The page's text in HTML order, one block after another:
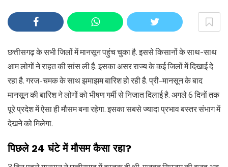
छत्तीसगढ़ के सभी जिलों में मानसून पहुंच चुका है. इससे किसानों के साथ-साथ
आम लोगों ने राहत की सांस ली है. इसका असर राज्य के कई जिलों में दिखाई दे
रहा है. गरज-चमक के साथ झमाझम बारिश हो रही है. प्री-मानसून के बाद
मानसून की बारिश ने लोगों को भीषण गर्मी से निजात दिलाई है. अगले 6 दिनों तक
पूरे प्रदेश में ऐसा ही मौसम बना रहेगा. इसका सबसे ज्यादा प्रभाव बस्तर संभाग में
देखने को मिलेगा.
पिछले 24 घंटे में मौसम कैसा रहा?